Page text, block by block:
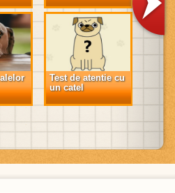
au
sa
care
Test de atentie cu
un catel